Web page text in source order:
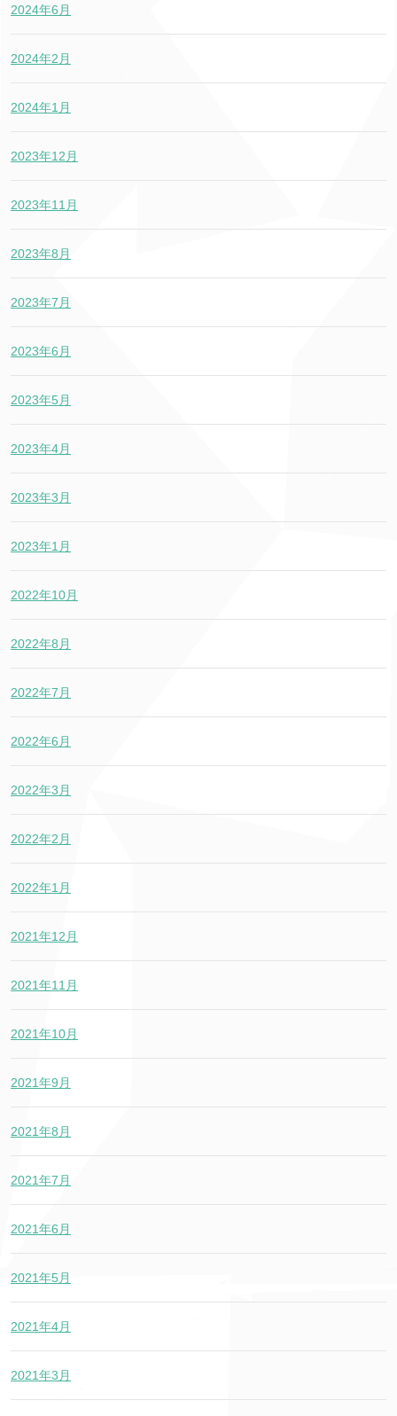
2024年6月
2024年2月
2024年1月
2023年12月
2023年11月
2023年8月
2023年7月
2023年6月
2023年5月
2023年4月
2023年3月
2023年1月
2022年10月
2022年8月
2022年7月
2022年6月
2022年3月
2022年2月
2022年1月
2021年12月
2021年11月
2021年10月
2021年9月
2021年8月
2021年7月
2021年6月
2021年5月
2021年4月
2021年3月